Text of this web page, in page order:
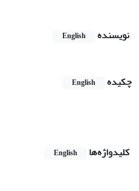
نویسنده English
چکیده
English
کلیدواژه‌ها English